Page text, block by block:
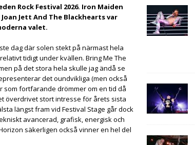
Rock Festival 2026. Iron Maiden
Jett And The Blackhearts var
valet.
dag där solen stekt på närmast hela
tidigt under kvällen. Bring Me The
på det stora hela skulle jag ändå se
det oundvikliga (men också
som fortfarande drömmer om en tid då
överdrivet stort intresse för årets sista
längst fram vid Festival Stage går dock
avancerad, grafisk, energisk och
säkerligen också vinner en hel del